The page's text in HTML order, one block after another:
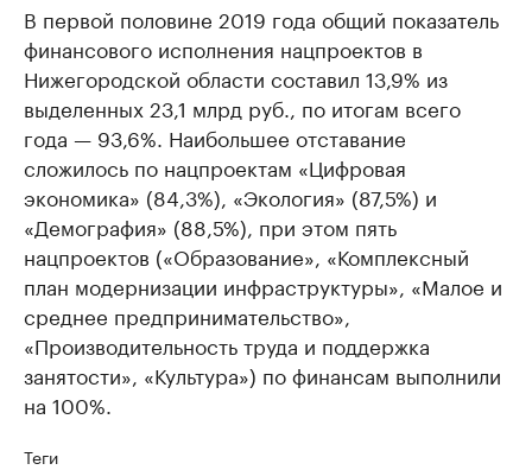
В первой половине 2019 года общий показатель
финансового исполнения нацпроектов в
Нижегородской области составил 13,9% из
выделенных 23,1 млрд руб., по итогам всего
года — 93,6%. Наибольшее отставание
сложилось по нацпроектам «Цифровая
экономика» (84,3%), «Экология» (87,5%) и
«Демография» (88,5%), при этом пять
нацпроектов («Образование», «Комплексный
план модернизации инфраструктуры», «Малое и
среднее предпринимательство»,
«Производительность труда и поддержка
занятости», «Культура») по финансам выполнили
на 100%.
Теги